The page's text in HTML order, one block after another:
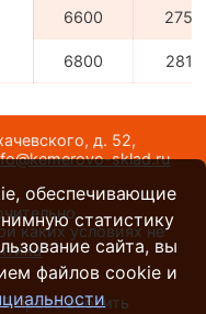
6600 2756
6800 2816
д. 52,
sklad.ru
каких условиях не
право вносить
обеспечивающие
статистику
сайта, вы
файлов cookie и